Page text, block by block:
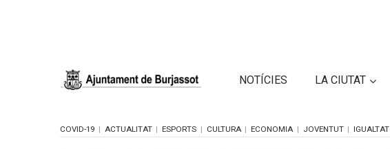
NOTÍCIES LA CIUTAT
COVID-19 ACTUALITAT ESPORTS CULTURA ECONOMIA JOVENTUT IGUALTAT